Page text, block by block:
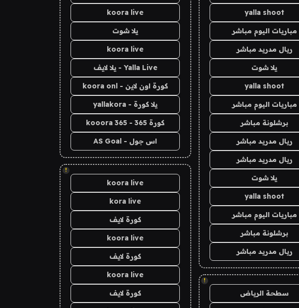
yalla shoot
مباريات اليوم مباشر
ريال مدريد مباشر
يلا شوت
yalla shoot
مباريات اليوم مباشر
برشلونة مباشر
ريال مدريد مباشر
ريال مدريد مباشر
يلا شوت
yalla shoot
مباريات اليوم مباشر
برشلونة مباشر
ريال مدريد مباشر
!
سطحة الرياض
koora live
يلا شوت
koora live
Yalla Live - يلا لايف
كورة اون لاين - koora onl
يلا كورة - yallakora
كورة 365 - kooora 365
اس جول - AS Goal
!
koora live
kora live
كورة لايف
koora live
كورة لايف
koora live
كورة لايف